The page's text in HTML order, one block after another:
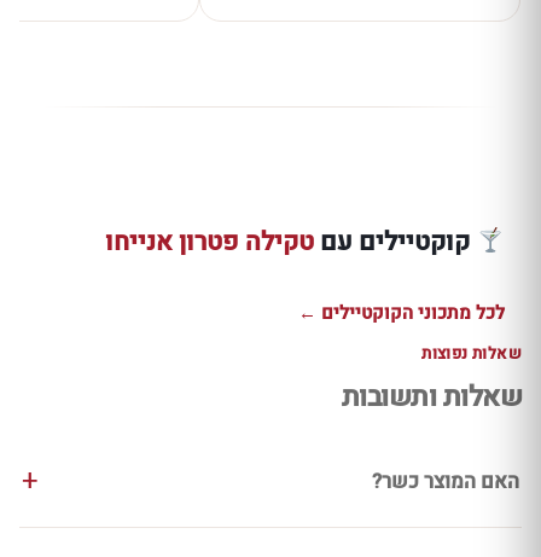
קוקטיילים עםטקילה פטרון אנייחו למתכון ← למתכון ←
לכל מתכוני הקוקטיילים ←
שאלות נפוצות
שאלות ותשובות
האם המוצר כשר?